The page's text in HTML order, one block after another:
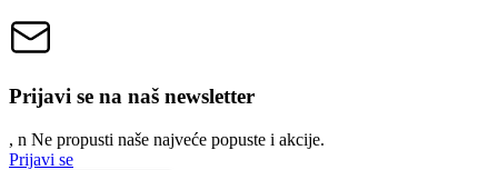
Prijavi se na naš newsletter
, n Ne propusti naše najveće popuste i akcije.
Prijavi se